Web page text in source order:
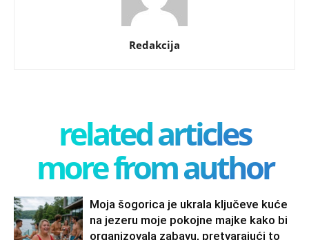
Redakcija
related articles
more from author
Moja šogorica je ukrala ključeve kuće
na jezeru moje pokojne majke kako bi
organizovala zabavu, pretvarajući to